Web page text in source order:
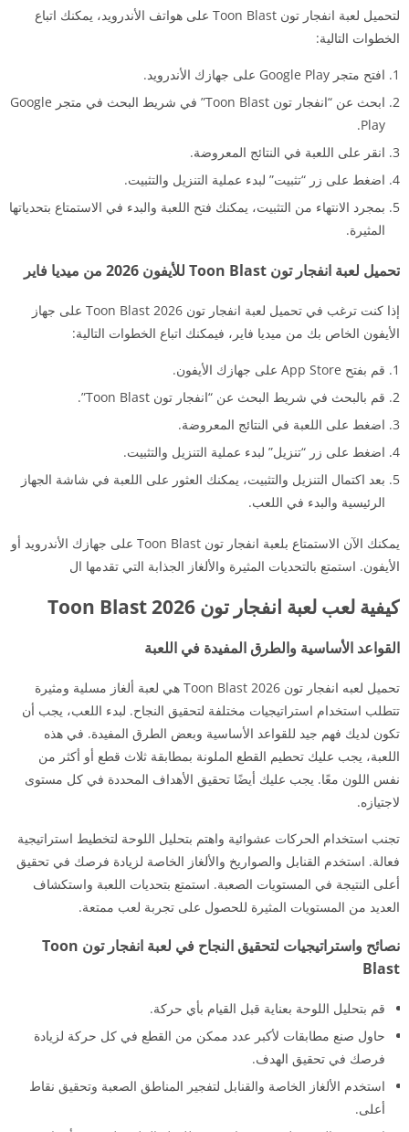
لتحميل لعبة انفجار تون Toon Blast على هواتف الأندرويد، يمكنك اتباع
الخطوات التالية:
افتح متجر Google Play على جهازك الأندرويد.
ابحث عن “انفجار تون Toon Blast” في شريط البحث في متجر Google
Play.
انقر على اللعبة في النتائج المعروضة.
اضغط على زر “تثبيت” لبدء عملية التنزيل والتثبيت.
بمجرد الانتهاء من التثبيت، يمكنك فتح اللعبة والبدء في الاستمتاع بتحدياتها
المثيرة.
تحميل لعبة انفجار تون Toon Blast للأيفون 2026 من ميديا فاير
إذا كنت ترغب في تحميل لعبة انفجار تون 2026 Toon Blast على جهاز
الأيفون الخاص بك من ميديا فاير، فيمكنك اتباع الخطوات التالية:
قم بفتح App Store على جهازك الأيفون.
قم بالبحث في شريط البحث عن “انفجار تون Toon Blast”.
اضغط على اللعبة في النتائج المعروضة.
اضغط على زر “تنزيل” لبدء عملية التنزيل والتثبيت.
بعد اكتمال التنزيل والتثبيت، يمكنك العثور على اللعبة في شاشة الجهاز
الرئيسية والبدء في اللعب.
يمكنك الآن الاستمتاع بلعبة انفجار تون Toon Blast على جهازك الأندرويد أو
الأيفون. استمتع بالتحديات المثيرة والألغاز الجذابة التي تقدمها ال
كيفية لعب لعبة انفجار تون 2026 Toon Blast
القواعد الأساسية والطرق المفيدة في اللعبة
تحميل لعبه انفجار تون 2026 Toon Blast هي لعبة ألغاز مسلية ومثيرة
تتطلب استخدام استراتيجيات مختلفة لتحقيق النجاح. لبدء اللعب، يجب أن
تكون لديك فهم جيد للقواعد الأساسية وبعض الطرق المفيدة. في هذه
اللعبة، يجب عليك تحطيم القطع الملونة بمطابقة ثلاث قطع أو أكثر من
نفس اللون معًا. يجب عليك أيضًا تحقيق الأهداف المحددة في كل مستوى
لاجتيازه.
تجنب استخدام الحركات عشوائية واهتم بتحليل اللوحة لتخطيط استراتيجية
فعالة. استخدم القنابل والصواريخ والألغاز الخاصة لزيادة فرصك في تحقيق
أعلى النتيجة في المستويات الصعبة. استمتع بتحديات اللعبة واستكشاف
العديد من المستويات المثيرة للحصول على تجربة لعب ممتعة.
نصائح واستراتيجيات لتحقيق النجاح في لعبة انفجار تون Toon
Blast
قم بتحليل اللوحة بعناية قبل القيام بأي حركة.
حاول صنع مطابقات لأكبر عدد ممكن من القطع في كل حركة لزيادة
فرصك في تحقيق الهدف.
استخدم الألغاز الخاصة والقنابل لتفجير المناطق الصعبة وتحقيق نقاط
أعلى.